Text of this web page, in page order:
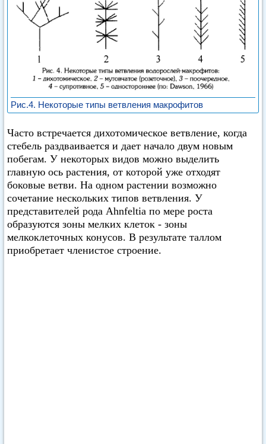
Рис.4. Некоторые типы ветвления макрофитов
Часто встречается дихотомическое ветвление, когда
стебель раздваивается и дает начало двум новым
побегам. У некоторых видов можно выделить
главную ось растения, от которой уже отходят
боковые ветви. На одном растении возможно
сочетание нескольких типов ветвления. У
представителей рода Ahnfeltia по мере роста
образуются зоны мелких клеток - зоны
мелкоклеточных конусов. В результате таллом
приобретает членистое строение.